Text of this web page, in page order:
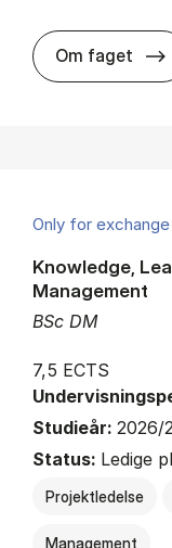
Om faget
Only for
BSc DM
Knowledge,
Management
7,5 ECTS
Studieår: 2026/
Status: Ledige
Projektledelse
Management